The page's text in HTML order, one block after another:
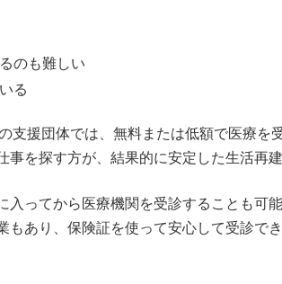
のも難しい
る
支援団体では、無料または低額で医療を
を探す方が、結果的に安定した生活再建
入ってから医療機関を受診することも可
あり、保険証を使って安心して受診でき